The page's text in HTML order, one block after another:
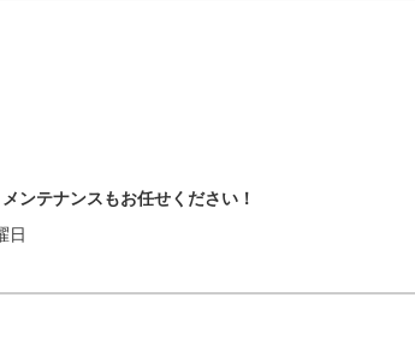
ンテナンスもお任せください！
日